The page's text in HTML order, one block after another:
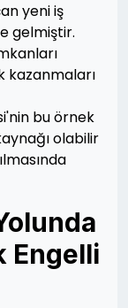
yeni iş
gelmiştir.
kazanmaları
bu örnek
olabilir
Engelli